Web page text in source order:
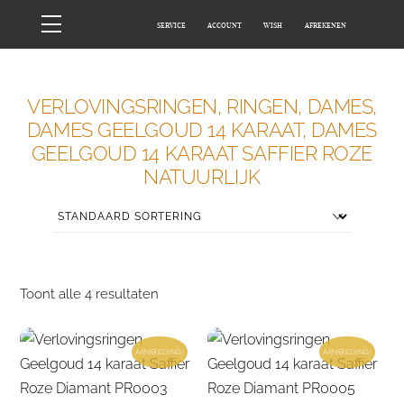
Menu SERVICE ACCOUNT WISH AFREKENEN
VERLOVINGSRINGEN, RINGEN, DAMES,
DAMES GEELGOUD 14 KARAAT, DAMES
GEELGOUD 14 KARAAT SAFFIER ROZE
NATUURLIJK
Toont alle 4 resultaten
AANBIEDING! AANBIEDING!